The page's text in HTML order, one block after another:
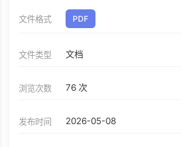
文件格式 PDF
文件类型 文档
浏览次数 76 次
发布时间 2026-05-08